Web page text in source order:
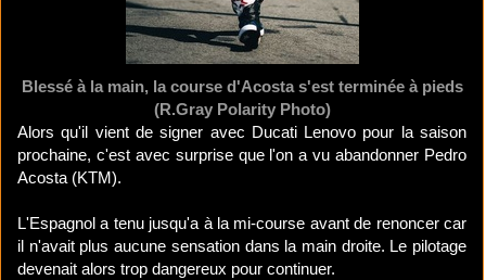
Blessé à la main, la course d'Acosta s'est terminée à pieds
(R.Gray Polarity Photo)
Alors qu'il vient de signer avec Ducati Lenovo pour la saison
prochaine, c'est avec surprise que l'on a vu abandonner Pedro
Acosta (KTM).
L'Espagnol a tenu jusqu'a à la mi-course avant de renoncer car
il n'avait plus aucune sensation dans la main droite. Le pilotage
devenait alors trop dangereux pour continuer.